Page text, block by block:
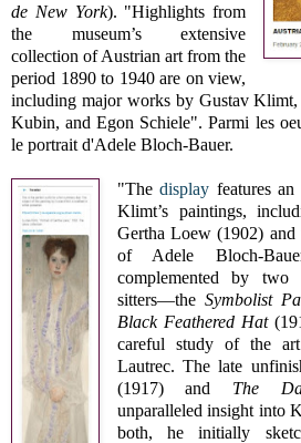
de New York). "Highlights from
the museum’s extensive
collection of Austrian art from the
period 1890 to 1940 are on view,
including major works by Gustav
Kubin, and Egon Schiele". Parmi les
le portrait d'Adele Bloch-Bauer.
"Thedisplay features
Klimt’s paintings,
Gertha Loew (1902) and
of Adele Bloch-
complemented by
sitters—theSymbolist
Black Feathered Hat
careful study of the
Lautrec. The late
(1917) and The
unparalleled insight into
both, he initially